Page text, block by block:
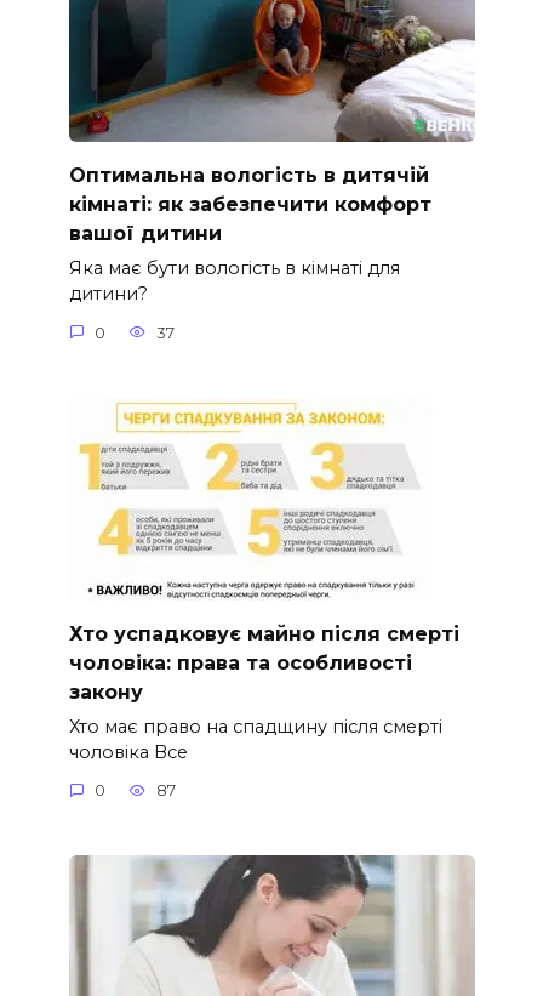
Оптимальна вологість в дитячій
кімнаті: як забезпечити комфорт
вашої дитини
Яка має бути вологість в кімнаті для
дитини?
0 37
Хто успадковує майно після смерті
чоловіка: права та особливості
закону
Хто має право на спадщину після смерті
чоловіка Все
0 87